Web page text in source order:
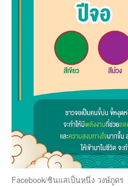
Facebook/ซินแสเป็นหนึ่ง วงษ์ภูดร